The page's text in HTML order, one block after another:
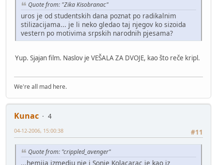
Quote from: "Zika Kisobranac"
uros je od studentskih dana poznat po radikalnim
stilizacijama... je li neko gledao taj njegov ko sizoida
vestern po motivima srpskih narodnih pjesama?
Yup. Sjajan film. Naslov je VEŠALA ZA DVOJE, kao što reče kripl.
We're all mad here.
Kunac
4
#11
04-12-2006, 15:00:38
Quote from: "crippled_avenger"
...hemija izmedju nje i Sonje Kolacarac je kao iz